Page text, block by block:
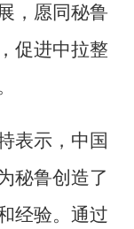
，愿同秘鲁
促进中拉整
表示，中国
秘鲁创造了
经验。通过